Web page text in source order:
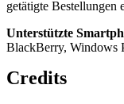
getätigte Bestellungen
Unterstützte
BlackBerry, Windows
Credits